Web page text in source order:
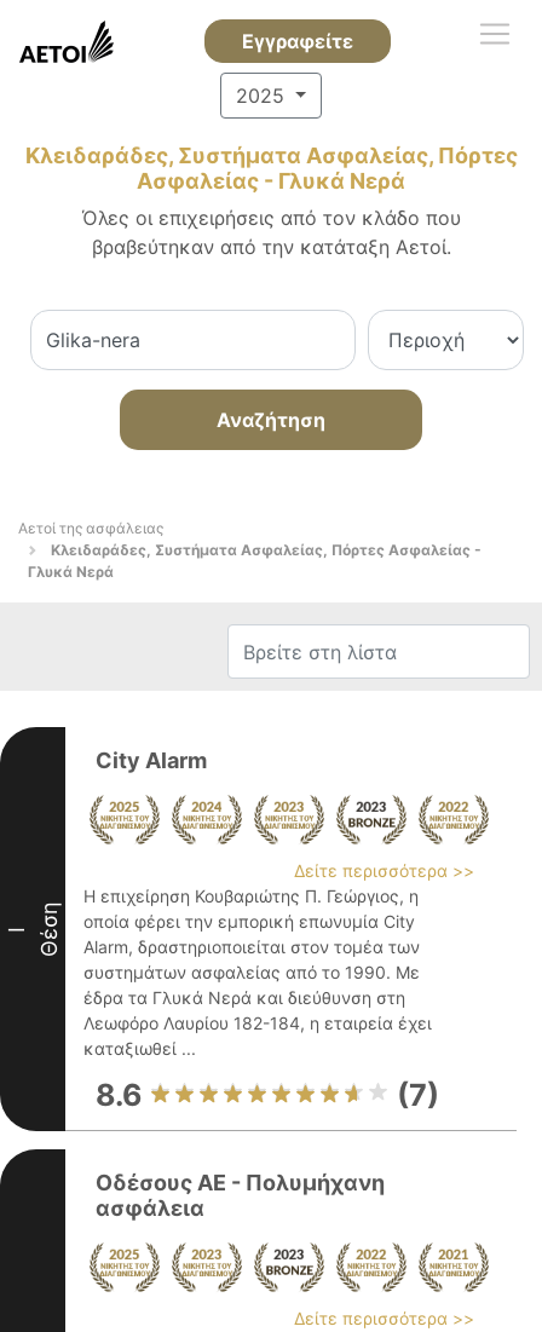
Εγγραφείτε
2025
Κλειδαράδες, Συστήματα Ασφαλείας, Πόρτες
Ασφαλείας - Γλυκά Νερά
Όλες οι επιχειρήσεις από τον κλάδο που
βραβεύτηκαν από την κατάταξη Αετοί.
Αναζήτηση
Αετοί της ασφάλειας
Κλειδαράδες, Συστήματα Ασφαλείας, Πόρτες Ασφαλείας -
Γλυκά Νερά
I Θέση
City Alarm
Δείτε περισσότερα >>
Η επιχείρηση Κουβαριώτης Π. Γεώργιος, η
οποία φέρει την εμπορική επωνυμία City
Alarm, δραστηριοποιείται στον τομέα των
συστημάτων ασφαλείας από το 1990. Με
έδρα τα Γλυκά Νερά και διεύθυνση στη
Λεωφόρο Λαυρίου 182-184, η εταιρεία έχει
καταξιωθεί ...
8.6 (7)
Οδέσους ΑΕ - Πολυμήχανη
ασφάλεια
Δείτε περισσότερα >>